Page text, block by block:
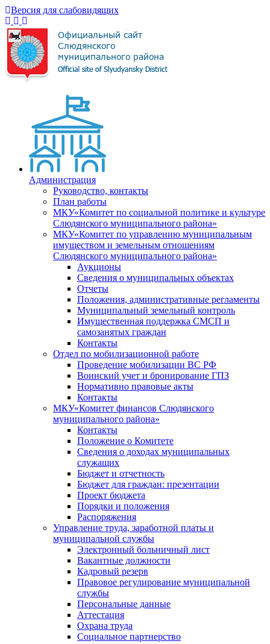
Версия для слабовидящих
Администрация
Руководство, контакты
План работы
МКУ«Комитет по социальной политике и культуре
Слюдянского муниципального района»
МКУ«Комитет по управлению муниципальным
имуществом и земельным отношениям
Слюдянского муниципального района»
Аукционы
Сведения о муниципальных объектах
Отчеты
Положения, административные регламенты
Муниципальный земельный контроль
Имущественная поддержка СМСП и
самозанятых граждан
Контакты
Отдел по мобилизационной работе
Проведение мобилизации ВС РФ
Воинский учет и бронирование ГПЗ
Нормативно правовые акты
Контакты
МКУ«Комитет финансов Слюдянского
муниципального района»
Контакты
Положение о Комитете
Сведения о доходах муниципальных
служащих
Бюджет и отчетность
Бюджет для граждан: презентации
Проект бюджета
Порядки и положения
Распоряжения
Управление труда, заработной платы и
муниципальной службы
Электронный больничный лист
Вакантные должности
Кадровый резерв
Правовое регулирование муниципальной
службы
Персональные данные
Аттестация
Охрана труда
Социальное партнерство